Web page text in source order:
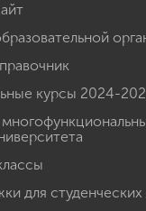
курсы 2024-
для